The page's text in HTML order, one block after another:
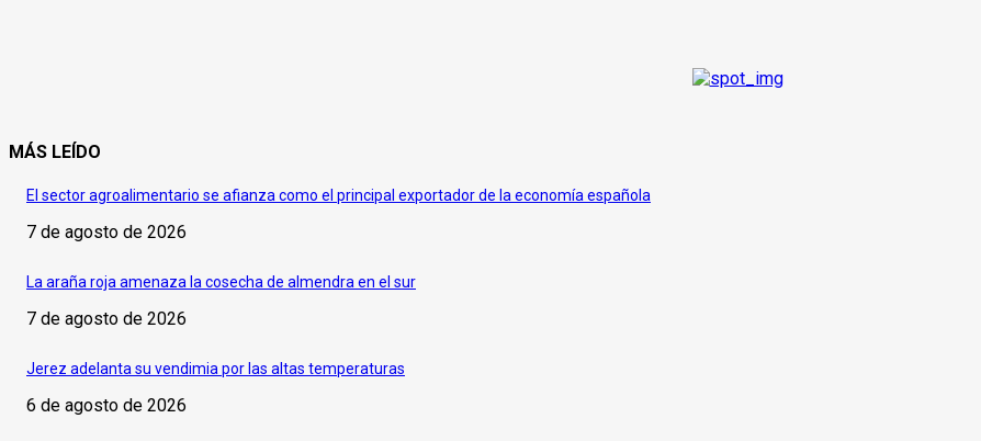
MÁS LEÍDO
El sector agroalimentario se afianza como el principal exportador de la economía española
7 de agosto de 2026
La araña roja amenaza la cosecha de almendra en el sur
7 de agosto de 2026
Jerez adelanta su vendimia por las altas temperaturas
6 de agosto de 2026